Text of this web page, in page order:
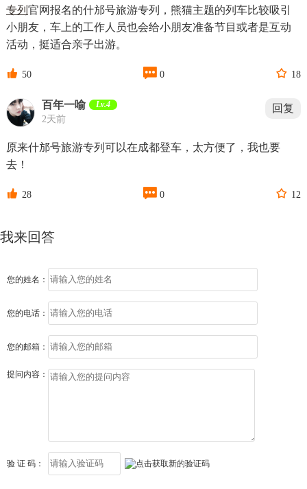
专列 官网报名的什邡号旅游专列，熊猫主题的列车比较吸引
小朋友，车上的工作人员也会给小朋友准备节目或者是互动
活动，挺适合亲子出游。
 50  0  18
百年一喻 Lv.4
2天前
回复
原来什邡号旅游专列可以在成都登车，太方便了，我也要
去！
 28  0  12
我来回答
您的姓名：
您的电话：
您的邮箱：
提问内容：
验 证 码：